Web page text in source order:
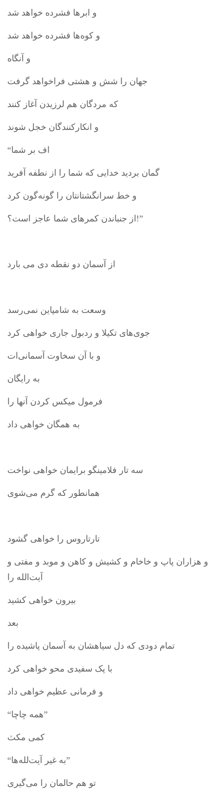
و ابرها فشرده خواهد شد
و کوه‌ها فشرده خواهد شد
و آنگاه
جهان را شش و هشتی فراخواهد گرفت
که مردگان هم لرزیدن آغاز کنند
و انکارکنندگان خجل شوند
“اف بر شما
گمان بردید خدایی که شما را از نطفه آفرید
و خط سرانگشتانتان را گونه‌گون کرد
از جنباندن کمرهای شما عاجز است؟!”
از آسمان دو نقطه دی می بارد
وسعت به شامپاین نمی‌رسد
جوی‌های تکیلا و ردبول جاری خواهی کرد
و با آن سخاوت آسمانی‌ات
به رایگان
فرمول میکس کردن آنها را
به همگان خواهی داد
سه تار فلامینگو برایمان خواهی نواخت
همانطور که گرم می‌شوی
تارتاروس را خواهی گشود
و هزاران پاپ و خاخام و کشیش و کاهن و موبد و مفتی و
آیت‌الله را
بیرون خواهی کشید
بعد
تمام دودی که دل سیاهشان به آسمان پاشیده را
با پک سفیدی محو خواهی کرد
و فرمانی عظیم خواهی داد
“همه چاچا”
کمی مکث
“به غیر آیت‌لله‌ها”
تو هم حالمان را می‌گیری